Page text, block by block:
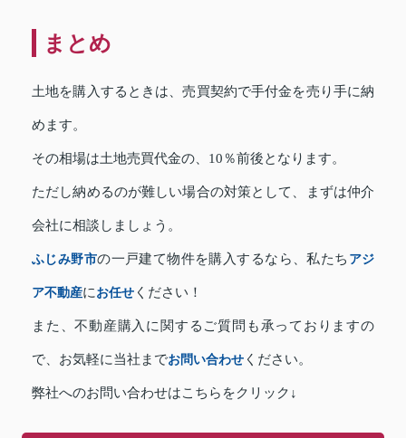
まとめ
土地を購入するときは、売買契約で手付金を売り手に納
めます。
その相場は土地売買代金の、10％前後となります。
ただし納めるのが難しい場合の対策として、まずは仲介
会社に相談しましょう。
ふじみ野市の一戸建て物件を購入するなら、私たち アジ
ア不動産にお任せ ください！
また、不動産購入に関するご質問も承っておりますの
で、お気軽に当社までお問い合わせ ください。
弊社へのお問い合わせはこちらをクリック↓